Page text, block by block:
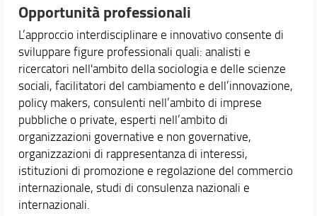
Opportunità professionali
L’approccio interdisciplinare e innovativo consente di
sviluppare figure professionali quali: analisti e
ricercatori nell'ambito della sociologia e delle scienze
sociali, facilitatori del cambiamento e dell’innovazione,
policy makers, consulenti nell’ambito di imprese
pubbliche o private, esperti nell’ambito di
organizzazioni governative e non governative,
organizzazioni di rappresentanza di interessi,
istituzioni di promozione e regolazione del commercio
internazionale, studi di consulenza nazionali e
internazionali.